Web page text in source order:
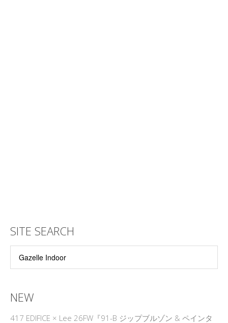
SITE SEARCH
NEW
417 EDIFICE × Lee 26FW『91-B ジップブルゾン & ペインタ